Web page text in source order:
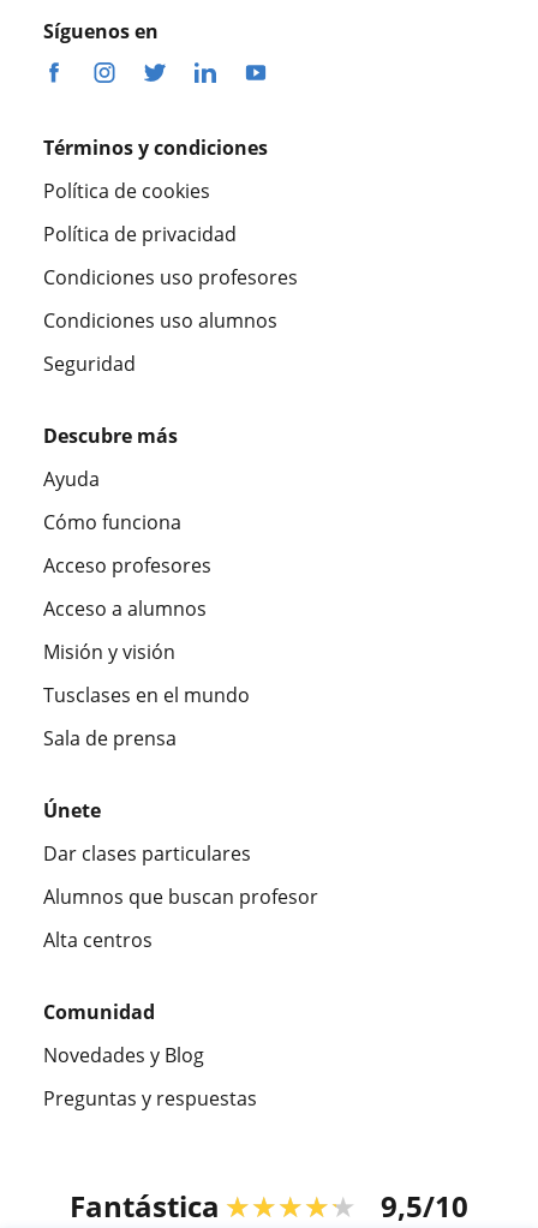
Síguenos en
Términos y condiciones
Política de cookies
Política de privacidad
Condiciones uso profesores
Condiciones uso alumnos
Seguridad
Descubre más
Ayuda
Cómo funciona
Acceso profesores
Acceso a alumnos
Misión y visión
Tusclases en el mundo
Sala de prensa
Únete
Dar clases particulares
Alumnos que buscan profesor
Alta centros
Comunidad
Novedades y Blog
Preguntas y respuestas
Fantástica ★★★★★ 9,5/10